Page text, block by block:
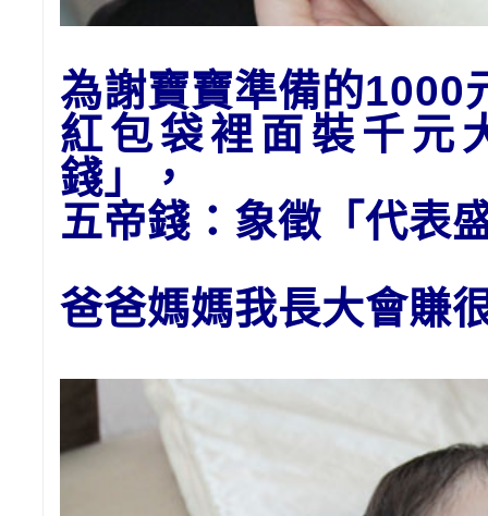
為謝寶寶準備的1000
紅包袋裡面裝千元
錢」
，
五帝錢：象徵「代
爸爸媽媽我長大會賺